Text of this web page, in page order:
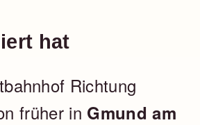
hat
Richtung
früher in Gmund am